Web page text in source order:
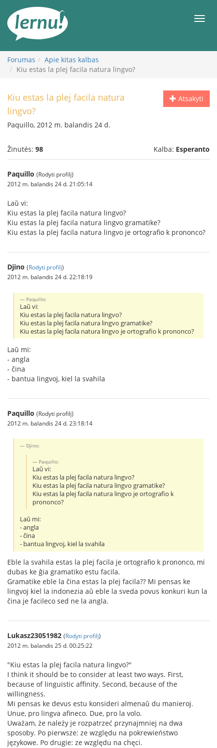
turinį
Forumas
Apie kitas kalbas
Kiu estas la plej facila natura lingvo?
Atsakyti
Kiu estas la plej facila natura
lingvo?
Paquillo, 2012 m. balandis 24 d.
Žinutės: 98 Kalba: Esperanto
Paquillo (Rodyti profilį)
2012 m. balandis 24 d. 21:05:14
Laŭ vi:
Kiu estas la plej facila natura lingvo?
Kiu estas la plej facila natura lingvo gramatike?
Kiu estas la plej facila natura lingvo je ortografio k prononco?
Djino (Rodyti profilį)
2012 m. balandis 24 d. 22:18:19
Paquillo:
Laŭ vi:
Kiu estas la plej facila natura lingvo?
Kiu estas la plej facila natura lingvo gramatike?
Kiu estas la plej facila natura lingvo je ortografio k prononco?
Laŭ mi:
- angla
- ĉina
- bantua lingvoj, kiel la svahila
Paquillo (Rodyti profilį)
2012 m. balandis 24 d. 23:18:14
Djino:
Paquillo:
Laŭ vi:
Kiu estas la plej facila natura lingvo?
Kiu estas la plej facila natura lingvo gramatike?
Kiu estas la plej facila natura lingvo je ortografio k
prononco?
Laŭ mi:
- angla
- ĉina
- bantua lingvoj, kiel la svahila
Eble la svahila estas la plej facila je ortografio k prononco, mi
dubas ke ĝia gramatiko estu facila.
Gramatike eble la ĉina estas la plej facila?? Mi pensas ke
lingvoj kiel la indonezia aŭ eble la sveda povus konkuri kun la
ĉina je facileco sed ne la angla.
Lukasz23051982 (Rodyti profilį)
2012 m. balandis 25 d. 00:25:22
"Kiu estas la plej facila natura lingvo?"
I think it should be to consider at least two ways. First,
because of linguistic affinity. Second, because of the
willingness.
Mi pensas ke devus estu konsideri almenaŭ du manieroj.
Unue, pro lingva afineco. Due, pro la volo.
Uważam, że należy je rozpatrzeć przynajmniej na dwa
sposoby. Po pierwsze: ze względu na pokrewieństwo
językowe. Po drugie: ze względu na chęci.